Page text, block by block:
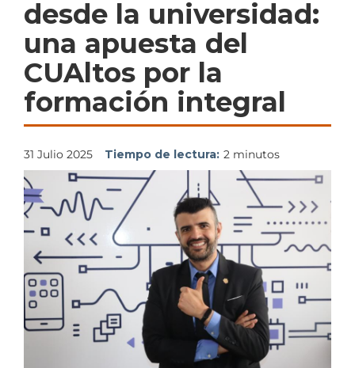
desde la universidad:
una apuesta del
CUAltos por la
formación integral
31 Julio 2025 Tiempo de lectura: 2 minutos